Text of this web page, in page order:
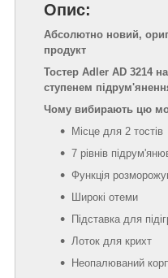
Опис:
Абсолютно новий,
продукт
Тостер Adler AD 3214
ступенем
Чому вибирають цю
Місце для 2 тостів
7 рівнів
Функція
Широкі отеми
Підставка для
Лоток для крихт
Неопалюваний